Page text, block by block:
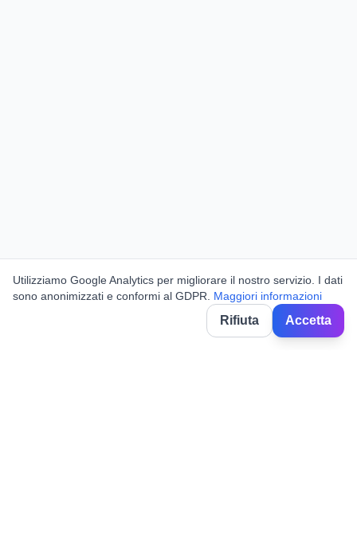
Utilizziamo Google Analytics per migliorare il nostro servizio. I dati
sono anonimizzati e conformi al GDPR.
Maggiori informazioni
Rifiuta Accetta